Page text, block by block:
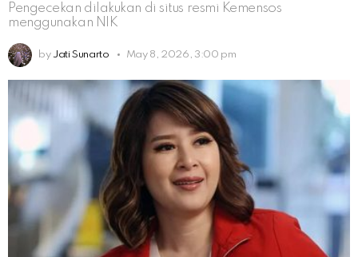
Pengecekan dilakukan di situs resmi Kemensos
menggunakan NIK
by Jati Sunarto May 8, 2026, 3:00 pm